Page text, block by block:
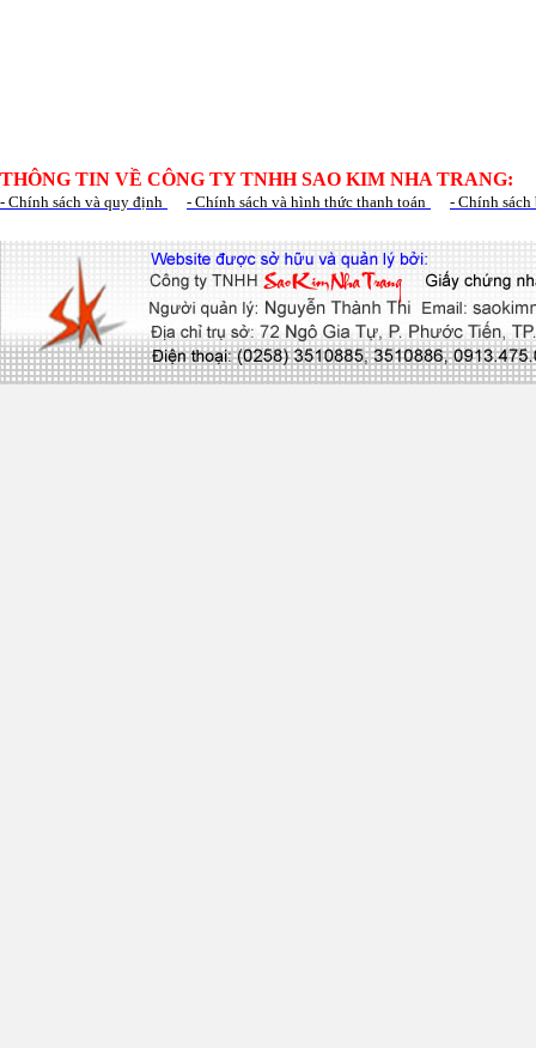
THÔNG TIN VỀ CÔNG TY TNHH SAO KIM NHA TRANG:
- Chính sách và quy định - Chính sách và hình thức thanh toán - Chính sách